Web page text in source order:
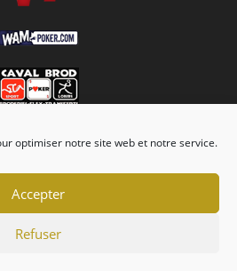
optimiser notre site web et notre service.
Accepter
Refuser